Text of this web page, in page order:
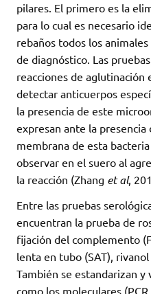
pilares. El primero es la
para lo cual es necesario
rebaños todos los
de diagnóstico. Las
reacciones de
detectar anticuerpos
la presencia de este
expresan ante la presencia
membrana de esta
observar en el suero al
la reacción (Zhang et al,
Entre las pruebas
encuentran la prueba de
fijación del complemento
lenta en tubo (SAT),
También se estandarizan
como los moleculares